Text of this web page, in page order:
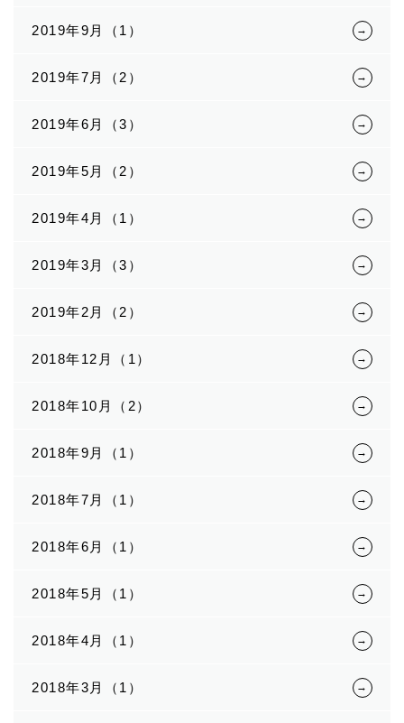
2019年9月（1）
2019年7月（2）
2019年6月（3）
2019年5月（2）
2019年4月（1）
2019年3月（3）
2019年2月（2）
2018年12月（1）
2018年10月（2）
2018年9月（1）
2018年7月（1）
2018年6月（1）
2018年5月（1）
2018年4月（1）
2018年3月（1）